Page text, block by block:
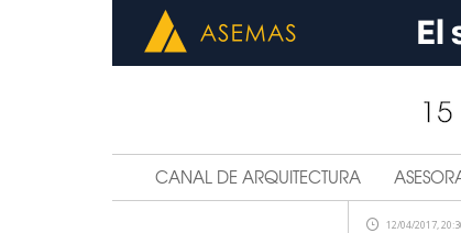
CANAL DE ARQUITECTURA
12/04/2017,